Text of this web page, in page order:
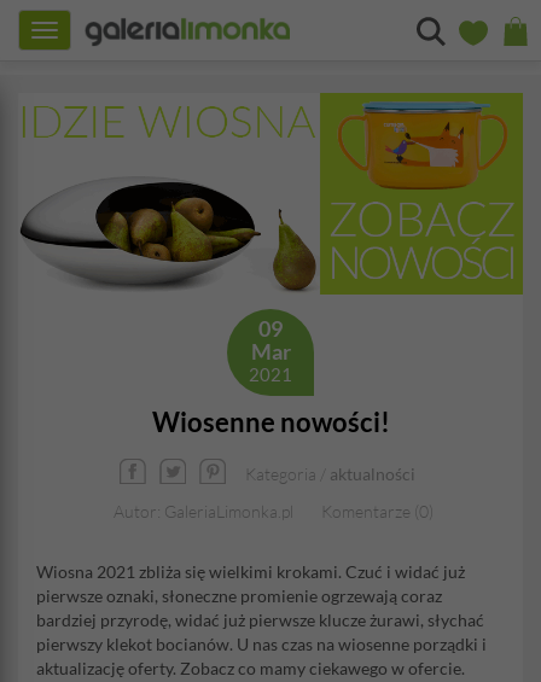
Toggle
navigation
09
Mar
2021
Wiosenne nowości!
Kategoria / aktualności
Autor: GaleriaLimonka.pl
Komentarze (0)
Wiosna 2021 zbliża się wielkimi krokami. Czuć i widać już
pierwsze oznaki, słoneczne promienie ogrzewają coraz
bardziej przyrodę, widać już pierwsze klucze żurawi, słychać
pierwszy klekot bocianów. U nas czas na wiosenne porządki i
aktualizację oferty. Zobacz co mamy ciekawego w ofercie.